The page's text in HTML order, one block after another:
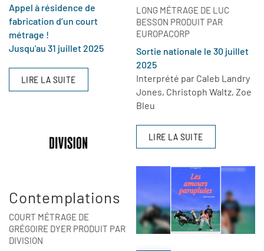
Appel à résidence de
fabrication d’un court
métrage !
Jusqu'au 31 juillet 2025
LIRE LA SUITE
Contemplations
COURT MÉTRAGE DE
GRÉGOIRE DYER PRODUIT PAR
DIVISION
LONG MÉTRAGE DE LUC
BESSON PRODUIT PAR
EUROPACORP
Sortie nationale le 30 juillet
2025
Interprété par Caleb Landry
Jones, Christoph Waltz, Zoe
Bleu
LIRE LA SUITE